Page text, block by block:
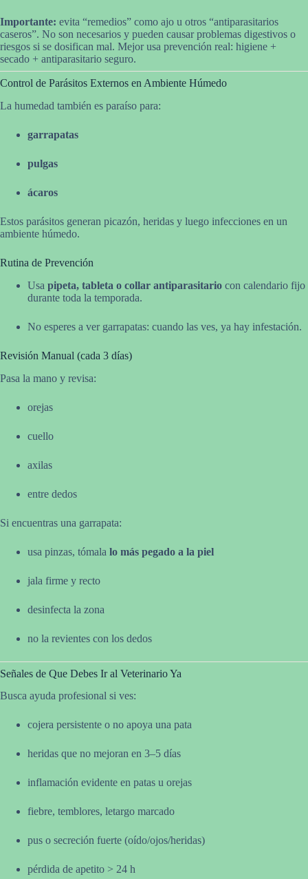
Importante: evita “remedios” como ajo u otros “antiparasitarios
caseros”. No son necesarios y pueden causar problemas digestivos o
riesgos si se dosifican mal. Mejor usa prevención real: higiene +
secado + antiparasitario seguro.
Control de Parásitos Externos en Ambiente Húmedo
La humedad también es paraíso para:
garrapatas
pulgas
ácaros
Estos parásitos generan picazón, heridas y luego infecciones en un
ambiente húmedo.
Rutina de Prevención
Usa pipeta, tableta o collar antiparasitario con calendario fijo
durante toda la temporada.
No esperes a ver garrapatas: cuando las ves, ya hay infestación.
Revisión Manual (cada 3 días)
Pasa la mano y revisa:
orejas
cuello
axilas
entre dedos
Si encuentras una garrapata:
usa pinzas, tómala lo más pegado a la piel
jala firme y recto
desinfecta la zona
no la revientes con los dedos
Señales de Que Debes Ir al Veterinario Ya
Busca ayuda profesional si ves:
cojera persistente o no apoya una pata
heridas que no mejoran en 3–5 días
inflamación evidente en patas u orejas
fiebre, temblores, letargo marcado
pus o secreción fuerte (oído/ojos/heridas)
pérdida de apetito > 24 h